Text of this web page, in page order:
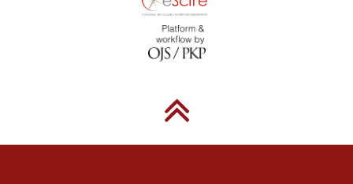
Höffe, O. (2007), Ciudadano económico, ciudadano del Estado,
ciudadano del mundo. Ética política en la era de la globalización,
Kymlicka, W. (1996), Ciudadanía Multicultural, Barcelona: Paidós.